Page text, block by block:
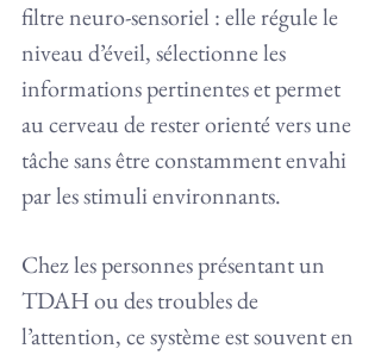
filtre neuro-sensoriel : elle régule le
niveau d’éveil, sélectionne les
informations pertinentes et permet
au cerveau de rester orienté vers une
tâche sans être constamment envahi
par les stimuli environnants.
Chez les personnes présentant un
TDAH ou des troubles de
l’attention, ce système est souvent en